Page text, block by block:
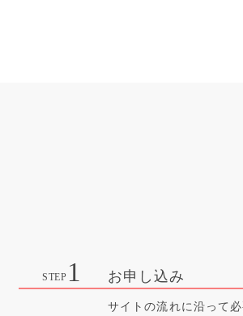
お申し込み
サイトの流れに沿って